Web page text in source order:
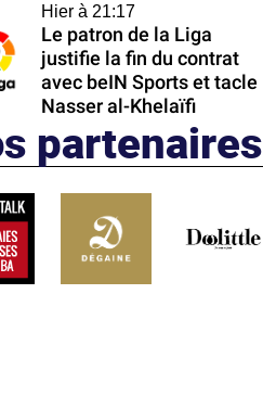
Hier à 21:17
Le patron de la Liga
justifie la fin du contrat
avec beIN Sports et tacle
Nasser al-Khelaïfi
partenaires